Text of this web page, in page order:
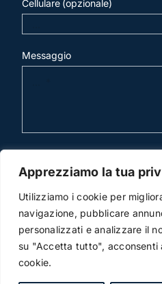
Apprezziamo la tua
Utilizziamo i cookie per
navigazione, pubblicare
personalizzati e analizzare il
su "Accetta tutto", acconsenti
cookie.
Cellulare (opzionale)
Messaggio
invia mail
© Copyright 2012 -2026 |